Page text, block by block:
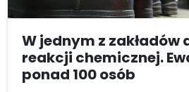
W jednym z zakładów
reakcji chemicznej.
ponad 100 osób